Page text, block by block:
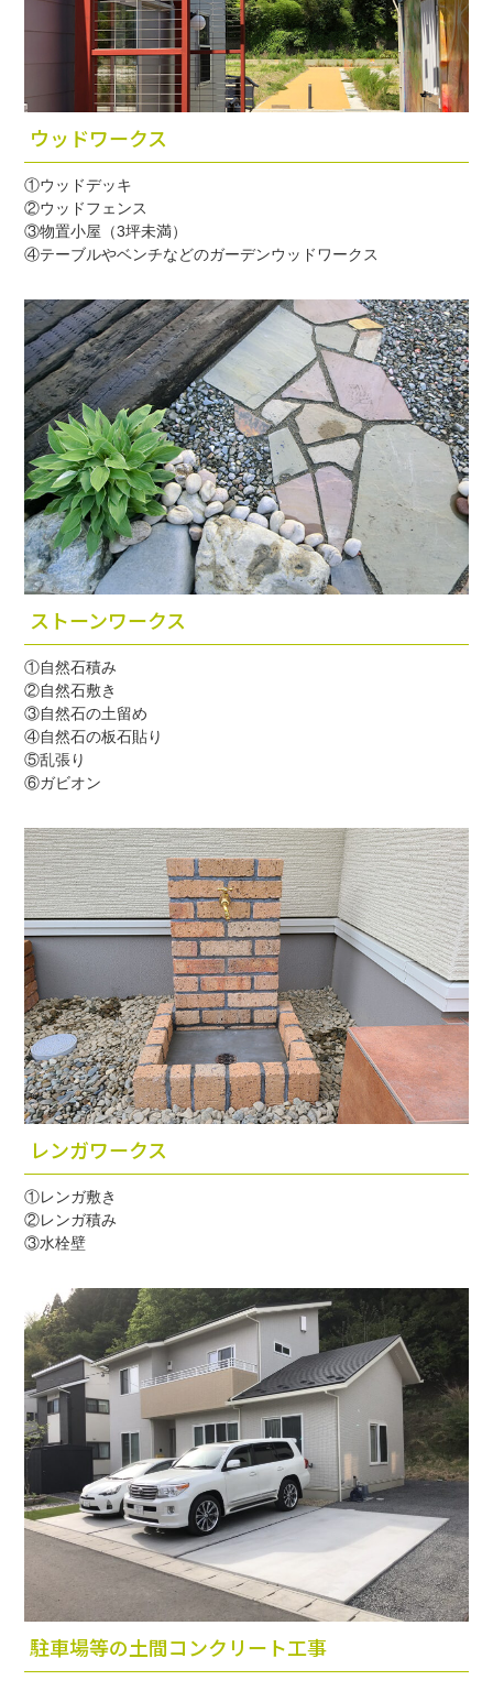
ウッドワークス
①ウッドデッキ
②ウッドフェンス
③物置小屋（3坪未満）
④テーブルやベンチなどのガーデンウッドワークス
ストーンワークス
①自然石積み
②自然石敷き
③自然石の土留め
④自然石の板石貼り
⑤乱張り
⑥ガビオン
レンガワークス
①レンガ敷き
②レンガ積み
③水栓壁
駐車場等の土間コンクリート工事